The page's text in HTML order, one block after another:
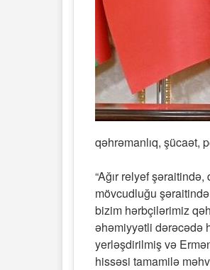
qəhrəmanlıq, şücaət,
“Ağır relyef
mövcudluğu
bizim hərbçilərimiz
əhəmiyyətli dərəcədə
yerləşdirilmiş və
hissəsi tamamilə